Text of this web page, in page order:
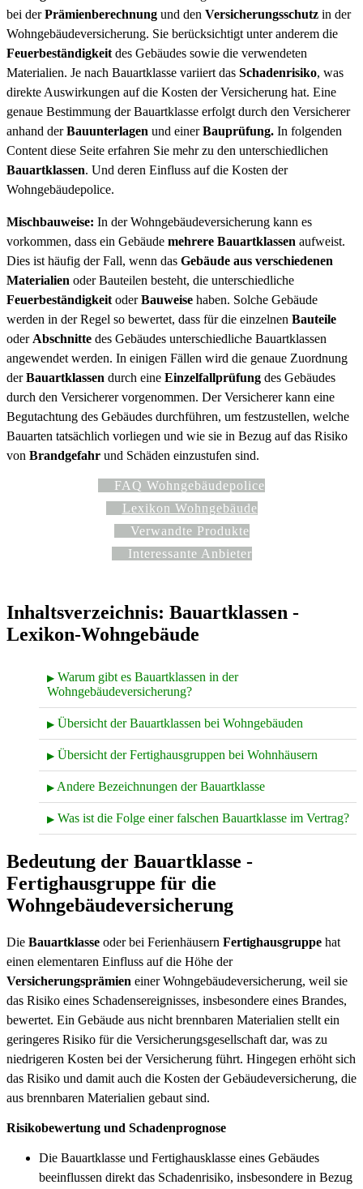
bei derPrämienberechnung und den Versicherungsschutz in der
Wohngebäudeversicherung. Sie berücksichtigt unter anderem die
Feuerbeständigkeit des Gebäudes sowie die verwendeten
Materialien. Je nach Bauartklasse variiert das Schadenrisiko, was
direkte Auswirkungen auf die Kosten der Versicherung hat. Eine
genaue Bestimmung der Bauartklasse erfolgt durch den Versicherer
anhand derBauunterlagen und einerBauprüfung. In folgenden
Content diese Seite erfahren Sie mehr zu den unterschiedlichen
Bauartklassen. Und deren Einfluss auf die Kosten der
Wohngebäudepolice.
Mischbauweise: In der Wohngebäudeversicherung kann es
vorkommen, dass ein Gebäude mehrere Bauartklassen aufweist.
Dies ist häufig der Fall, wenn das Gebäude aus verschiedenen
Materialien oder Bauteilen besteht, die unterschiedliche
Feuerbeständigkeit oderBauweise haben. Solche Gebäude
werden in der Regel so bewertet, dass für die einzelnen Bauteile
oder Abschnitte des Gebäudes unterschiedliche Bauartklassen
angewendet werden. In einigen Fällen wird die genaue Zuordnung
derBauartklassen durch eine Einzelfallprüfung des Gebäudes
durch den Versicherer vorgenommen. Der Versicherer kann eine
Begutachtung des Gebäudes durchführen, um festzustellen, welche
Bauarten tatsächlich vorliegen und wie sie in Bezug auf das Risiko
von Brandgefahr und Schäden einzustufen sind.
FAQ Wohngebäudepolice
Lexikon Wohngebäude
Verwandte Produkte
Interessante Anbieter
Inhaltsverzeichnis: Bauartklassen -
Lexikon-Wohngebäude
▶ Warum gibt es Bauartklassen in der
Wohngebäudeversicherung?
▶ Übersicht der Bauartklassen bei Wohngebäuden
▶ Übersicht der Fertighausgruppen bei Wohnhäusern
▶ Andere Bezeichnungen der Bauartklasse
▶ Was ist die Folge einer falschen Bauartklasse im Vertrag?
Bedeutung der Bauartklasse -
Fertighausgruppe für die
Wohngebäudeversicherung
Die Bauartklasse oder bei Ferienhäusern Fertighausgruppe hat
einen elementaren Einfluss auf die Höhe der
Versicherungsprämien einer Wohngebäudeversicherung, weil sie
das Risiko eines Schadensereignisses, insbesondere eines Brandes,
bewertet. Ein Gebäude aus nicht brennbaren Materialien stellt ein
geringeres Risiko für die Versicherungsgesellschaft dar, was zu
niedrigeren Kosten bei der Versicherung führt. Hingegen erhöht sich
das Risiko und damit auch die Kosten der Gebäudeversicherung, die
aus brennbaren Materialien gebaut sind.
Risikobewertung und Schadenprognose
Die Bauartklasse und Fertighausklasse eines Gebäudes
beeinflussen direkt das Schadenrisiko, insbesondere in Bezug